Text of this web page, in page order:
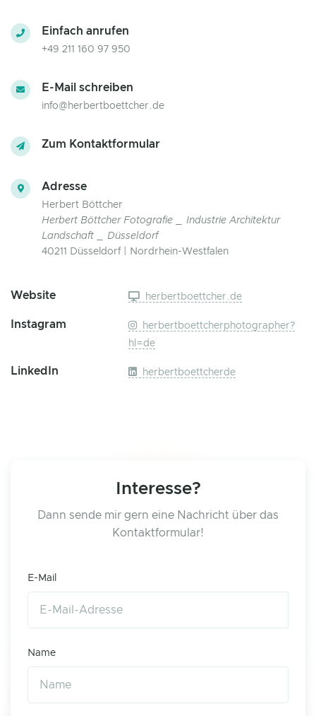
Einfach anrufen
+49 211 160 97 950
E-Mail schreiben
info@herbertboettcher.de
Zum Kontaktformular
Adresse
Herbert Böttcher
Herbert Böttcher Fotografie _ Industrie Architektur
Landschaft _ Düsseldorf
40211 Düsseldorf | Nordrhein-Westfalen
Website herbertboettcher.de
Instagram
herbertboettcherphotographer?
hl=de
LinkedIn herbertboettcherde
Interesse?
Dann sende mir gern eine Nachricht über das
Kontaktformular!
E-Mail
Name